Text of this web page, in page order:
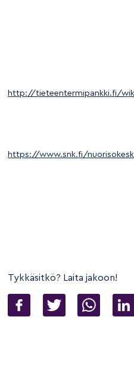
http://tieteentermipankki.fi/
https://www.snk.fi/
Tykkäsitkö? Laita jakoon!